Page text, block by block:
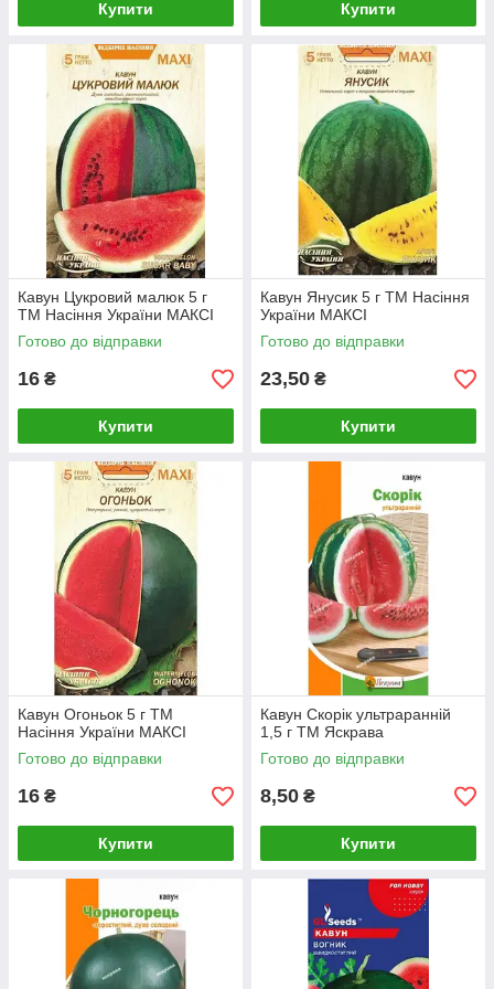
Купити Купити
Кавун Цукровий малюк 5 г
ТМ Насіння України МАКСІ
Готово до відправки
16 ₴
Купити
Кавун Янусик 5 г ТМ Насіння
України МАКСІ
Готово до відправки
23,50 ₴
Купити
Кавун Огоньок 5 г ТМ
Насіння України МАКСІ
Готово до відправки
16 ₴
Купити
Кавун Скорік ультраранній
1,5 г ТМ Яскрава
Готово до відправки
8,50 ₴
Купити